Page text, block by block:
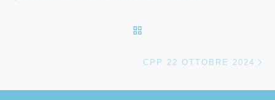
CPP 22 OTTOBRE 2024